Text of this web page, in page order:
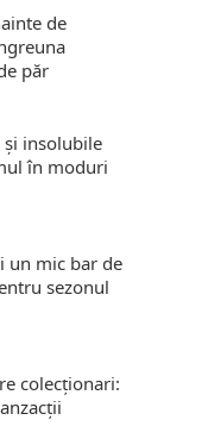
de
păr
și insolubile
în moduri
un mic bar de
sezonul
colecționari: